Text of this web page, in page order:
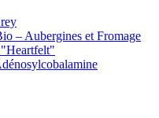
– Aubergines et Fromage